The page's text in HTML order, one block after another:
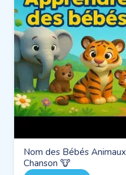
Nom des Bébés
Chanson 🐮